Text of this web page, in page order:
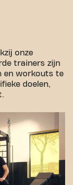
onze
trainers zijn
en workouts te
doelen,